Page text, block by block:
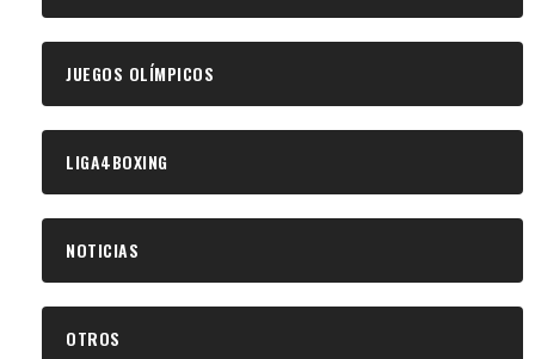
JUEGOS OLÍMPICOS
LIGA4BOXING
NOTICIAS
OTROS